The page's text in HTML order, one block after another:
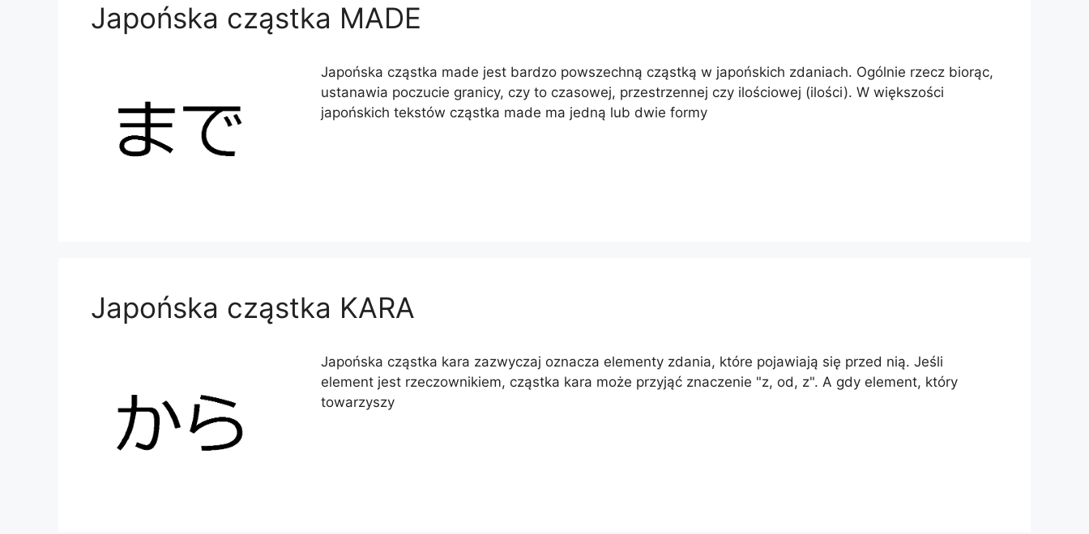
Japońska cząstka MADE
Japońska cząstka made jest bardzo powszechną cząstką w japońskich zdaniach. Ogólnie rzecz biorąc,
ustanawia poczucie granicy, czy to czasowej, przestrzennej czy ilościowej (ilości). W większości
japońskich tekstów cząstka made ma jedną lub dwie formy
Japońska cząstka KARA
Japońska cząstka kara zazwyczaj oznacza elementy zdania, które pojawiają się przed nią. Jeśli
element jest rzeczownikiem, cząstka kara może przyjąć znaczenie "z, od, z". A gdy element, który
towarzyszy